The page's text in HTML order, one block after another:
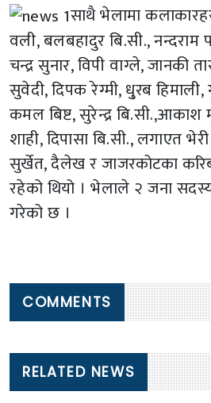
साथै भेलामा
वली, बलबहादुर बि.सी., नन्दराम
चन्द्र सुनार, विपी वाग्ले, जानकी
सुवेदी, दिपक रेग्मी, धु्रब हिमाली,
कमल बिष्ट, सुरेन्द्र
शाही, दिपासा बि.सी., लगाएत
सुर्खेत, दैलेख र जाजरकोटका
रहेको थियो । भेलाले २ जना
गरेको छ ।
COMMENTS
RELATED NEWS